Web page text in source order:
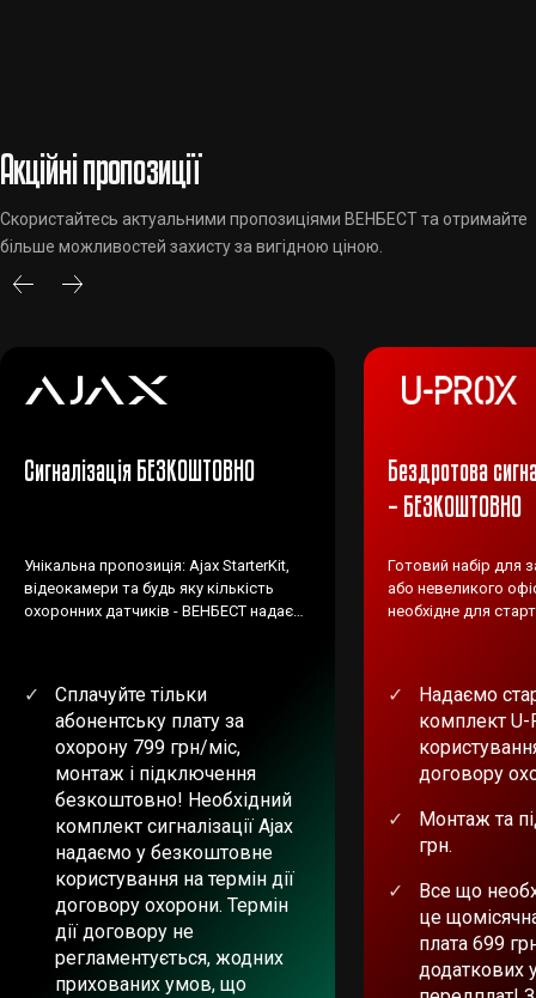
Акційні пропозиції
Скористайтесь актуальними пропозиціями ВЕНБЕСТ та отримайте
більше можливостей захисту за вигідною ціною.
Сигналізація БЕЗКОШТОВНО
Унікальна пропозиція: Ajax StarterKit,
відеокамери та будь яку кількість
охоронних датчиків - ВЕНБЕСТ надає
Сплачуйте тільки
абонентську плату за
охорону 799 грн/міс,
монтаж і підключення
безкоштовно! Необхідний
комплект сигналізації Ajax
надаємо у безкоштовне
користування на термін дії
договору охорони. Термін
дії договору не
регламентується, жодних
прихованих умов, що
Бездротова
– БЕЗКОШТОВНО
Готовий набір для
або невеликого
необхідне для
Надаємо
комплект U-
договору
Монтаж та
грн.
Все що
це
плата 699
додаткових